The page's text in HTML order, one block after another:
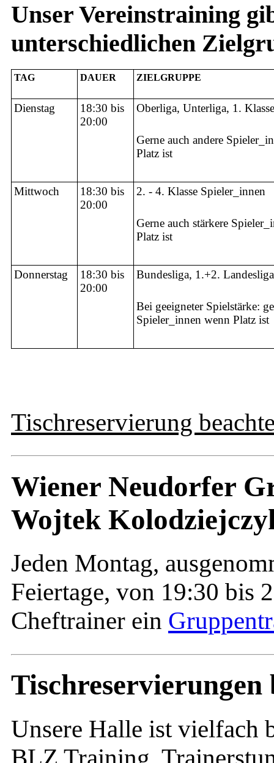
Unser Vereinstraining
unterschiedlichen
TAG DAUER ZIELGRUPPE
Dienstag
18:30 bis
20:00
Oberliga, Unterliga, 1. Klasse
Gerne auch andere
Platz ist
Mittwoch
18:30 bis
20:00
2. - 4. Klasse Spieler_innen
Gerne auch stärkere
Platz ist
Donnerstag
18:30 bis
20:00
Bundesliga, 1.+2. Landesliga
Bei geeigneter Spielstärke:
Spieler_innen wenn Platz ist
Tischreservierung
Wiener Neudorfer
Wojtek
Jeden Montag,
Feiertage, von 19:30 bis
Cheftrainer ein
Tischreservierungen
Unsere Halle ist vielfach